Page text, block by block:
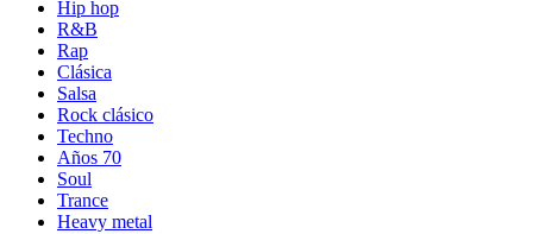
Hip hop
R&B
Rap
Clásica
Salsa
Rock clásico
Techno
Años 70
Soul
Trance
Heavy metal